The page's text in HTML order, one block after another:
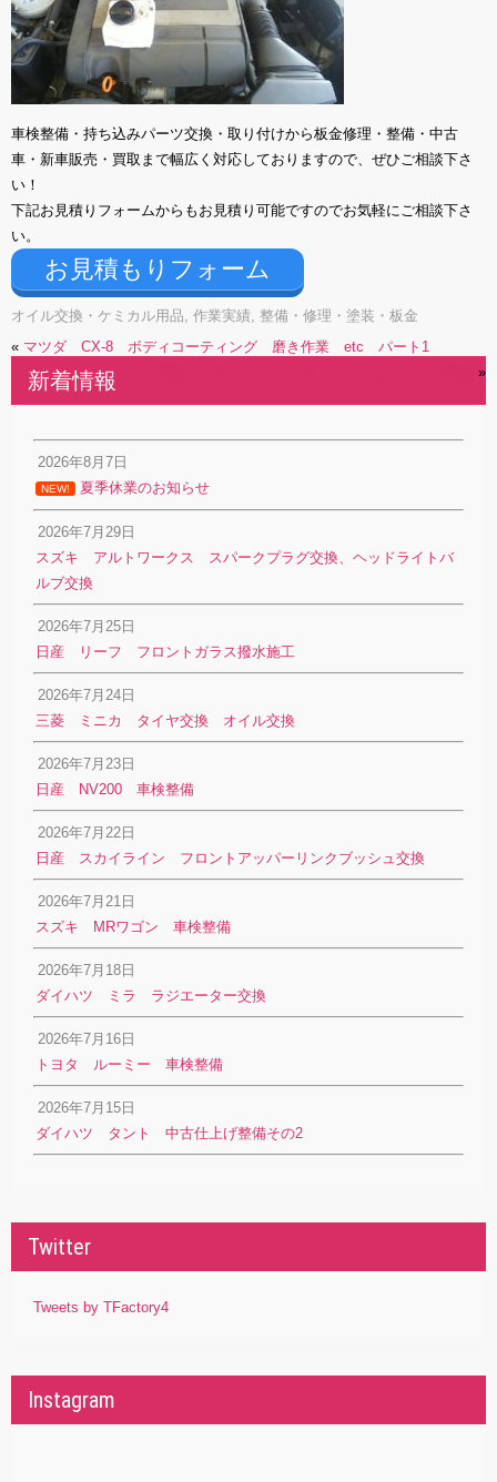
車検整備・持ち込みパーツ交換・取り付けから板金修理・整備・中古
車・新車販売・買取まで幅広く対応しておりますので、ぜひご相談下さ
い！
下記お見積りフォームからもお見積り可能ですのでお気軽にご相談下さ
い。
お見積もりフォーム
オイル交換・ケミカル用品, 作業実績, 整備・修理・塗装・板金
« マツダ CX-8 ボディコーティング 磨き作業 etc パート1
»
新着情報
2026年8月7日
NEW! 夏季休業のお知らせ
2026年7月29日
スズキ アルトワークス スパークプラグ交換、ヘッドライトバ
ルブ交換
2026年7月25日
日産 リーフ フロントガラス撥水施工
2026年7月24日
三菱 ミニカ タイヤ交換 オイル交換
2026年7月23日
日産 NV200 車検整備
2026年7月22日
日産 スカイライン フロントアッパーリンクブッシュ交換
2026年7月21日
スズキ MRワゴン 車検整備
2026年7月18日
ダイハツ ミラ ラジエーター交換
2026年7月16日
トヨタ ルーミー 車検整備
2026年7月15日
ダイハツ タント 中古仕上げ整備その2
Twitter
Tweets by TFactory4
Instagram